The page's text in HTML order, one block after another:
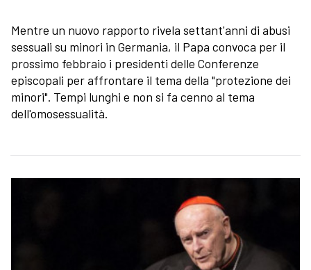
Mentre un nuovo rapporto rivela settant'anni di abusi
sessuali su minori in Germania, il Papa convoca per il
prossimo febbraio i presidenti delle Conferenze
episcopali per affrontare il tema della "protezione dei
minori". Tempi lunghi e non si fa cenno al tema
dell'omosessualità.